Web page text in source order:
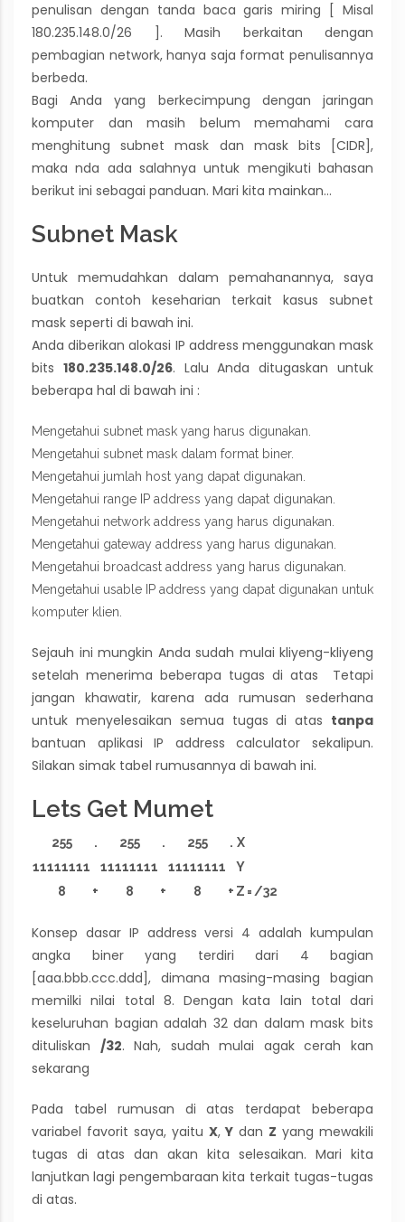
penulisan dengan tanda baca garis miring [ Misal
180.235.148.0/26 ]. Masih berkaitan dengan
pembagian network, hanya saja format penulisannya
berbeda.
Bagi Anda yang berkecimpung dengan jaringan
komputer dan masih belum memahami cara
menghitung subnet mask dan mask bits [CIDR],
maka nda ada salahnya untuk mengikuti bahasan
berikut ini sebagai panduan. Mari kita mainkan…
Subnet Mask
Untuk memudahkan dalam pemahanannya, saya
buatkan contoh keseharian terkait kasus subnet
mask seperti di bawah ini.
Anda diberikan alokasi IP address menggunakan mask
bits 180.235.148.0/26. Lalu Anda ditugaskan untuk
beberapa hal di bawah ini :
Mengetahui subnet mask yang harus digunakan.
Mengetahui subnet mask dalam format biner.
Mengetahui jumlah host yang dapat digunakan.
Mengetahui range IP address yang dapat digunakan.
Mengetahui network address yang harus digunakan.
Mengetahui gateway address yang harus digunakan.
Mengetahui broadcast address yang harus digunakan.
Mengetahui usable IP address yang dapat digunakan untuk
komputer klien.
Sejauh ini mungkin Anda sudah mulai kliyeng-kliyeng
setelah menerima beberapa tugas di atas Tetapi
jangan khawatir, karena ada rumusan sederhana
untuk menyelesaikan semua tugas di atas tanpa
bantuan aplikasi IP address calculator sekalipun.
Silakan simak tabel rumusannya di bawah ini.
Lets Get Mumet
255 . 255 . 255 . X
11111111
11111111 11111111
Y
8
+ 8 + 8 + Z = /32
Konsep dasar IP address versi 4 adalah kumpulan
angka biner yang terdiri dari 4 bagian
[aaa.bbb.ccc.ddd], dimana masing-masing bagian
memilki nilai total 8. Dengan kata lain total dari
keseluruhan bagian adalah 32 dan dalam mask bits
dituliskan /32. Nah, sudah mulai agak cerah kan
sekarang
Pada tabel rumusan di atas terdapat beberapa
variabel favorit saya, yaitu X,Y dan Z yang mewakili
tugas di atas dan akan kita selesaikan. Mari kita
lanjutkan lagi pengembaraan kita terkait tugas-tugas
di atas.